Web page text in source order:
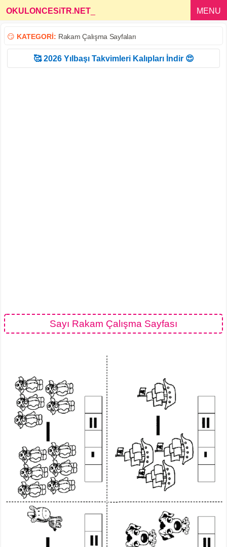
OKULONCESiTR.NET MENU
😏 KATEGORİ: Rakam Çalışma Sayfaları
🥰 2026 Yılbaşı Takvimleri Kalıpları İndir 😍
Sayı Rakam Çalışma Sayfası